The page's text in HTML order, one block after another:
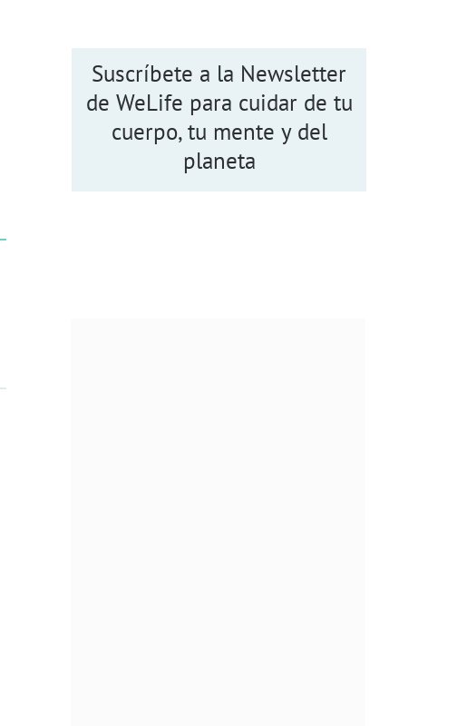
Suscríbete a la Newsletter
de WeLife para cuidar de tu
cuerpo, tu mente y del
planeta